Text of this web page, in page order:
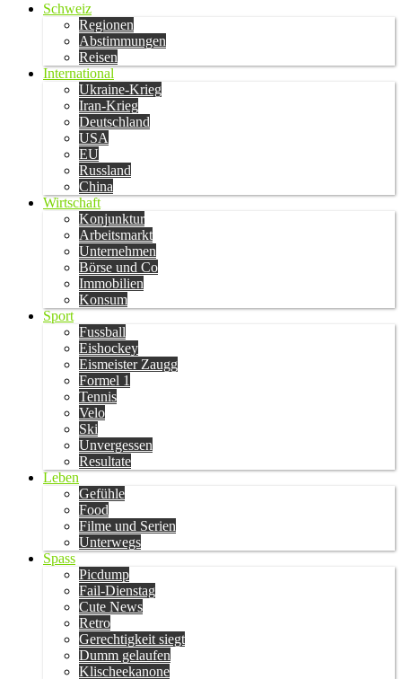
Schweiz
Regionen
Abstimmungen
Reisen
International
Ukraine-Krieg
Iran-Krieg
Deutschland
USA
EU
Russland
China
Wirtschaft
Konjunktur
Arbeitsmarkt
Unternehmen
Börse und Co
Immobilien
Konsum
Sport
Fussball
Eishockey
Eismeister Zaugg
Formel 1
Tennis
Velo
Ski
Unvergessen
Resultate
Leben
Gefühle
Food
Filme und Serien
Unterwegs
Spass
Picdump
Fail-Dienstag
Cute News
Retro
Gerechtigkeit siegt
Dumm gelaufen
Klischeekanone